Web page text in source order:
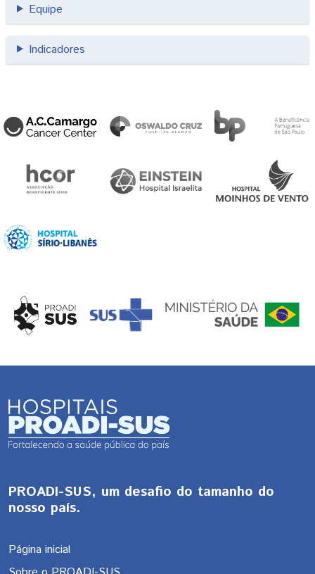
Equipe
Indicadores
PROADI-SUS, um desafio do tamanho do
nosso país.
Página inicial